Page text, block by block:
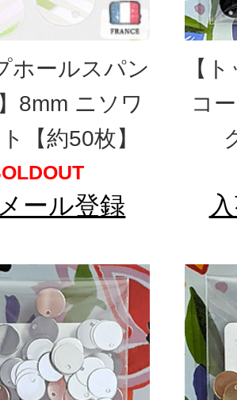
ホールスパン
8mm ニソワ
【約50枚】
ール登録
【
コ